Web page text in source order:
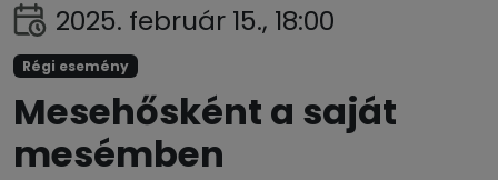
2025. február 15., 18:00
Régi esemény
Mesehősként a saját
mesémben